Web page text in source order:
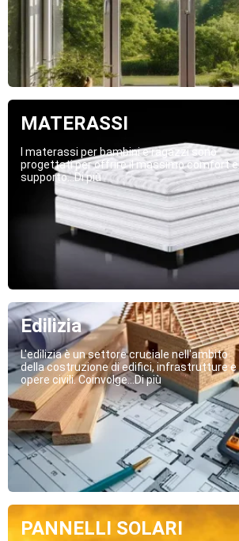
MATERASSI
I materassi per bambini e ragazzi sono
progettati per offrire il massimo comfort e
supporto...Di più
Edilizia
L'edilizia è un settore cruciale nell'ambito
della costruzione di edifici, infrastrutture e
opere civili. Coinvolge...Di più
PANNELLI SOLARI